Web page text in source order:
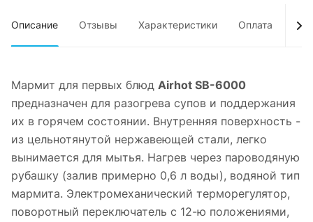
Описание Отзывы Характеристики Оплата
Мармит для первых блюд Airhot SB-6000
предназначен для разогрева супов и поддержания
их в горячем состоянии. Внутренняя поверхность -
из цельнотянутой нержавеющей стали, легко
вынимается для мытья. Нагрев через пароводяную
рубашку (залив примерно 0,6 л воды), водяной тип
мармита. Электромеханический терморегулятор,
поворотный переключатель с 12-ю положениями,